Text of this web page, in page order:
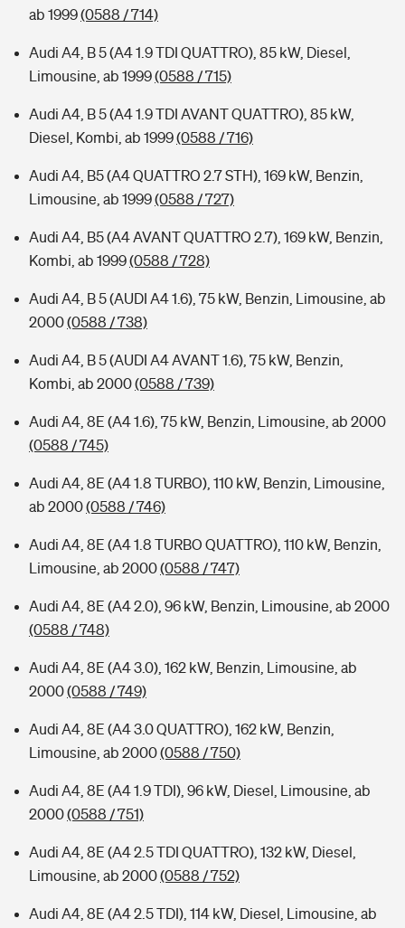
ab 1999(0588 / 714)
Audi A4, B 5 (A4 1.9 TDI QUATTRO), 85 kW, Diesel,
Limousine, ab 1999(0588 / 715)
Audi A4, B 5 (A4 1.9 TDI AVANT QUATTRO), 85 kW,
Diesel, Kombi, ab 1999(0588 / 716)
Audi A4, B5 (A4 QUATTRO 2.7 STH), 169 kW, Benzin,
Limousine, ab 1999(0588 / 727)
Audi A4, B5 (A4 AVANT QUATTRO 2.7), 169 kW, Benzin,
Kombi, ab 1999(0588 / 728)
Audi A4, B 5 (AUDI A4 1.6), 75 kW, Benzin, Limousine, ab
2000(0588 / 738)
Audi A4, B 5 (AUDI A4 AVANT 1.6), 75 kW, Benzin,
Kombi, ab 2000(0588 / 739)
Audi A4, 8E (A4 1.6), 75 kW, Benzin, Limousine, ab 2000
(0588 / 745)
Audi A4, 8E (A4 1.8 TURBO), 110 kW, Benzin, Limousine,
ab 2000(0588 / 746)
Audi A4, 8E (A4 1.8 TURBO QUATTRO), 110 kW, Benzin,
Limousine, ab 2000(0588 / 747)
Audi A4, 8E (A4 2.0), 96 kW, Benzin, Limousine, ab 2000
(0588 / 748)
Audi A4, 8E (A4 3.0), 162 kW, Benzin, Limousine, ab
2000(0588 / 749)
Audi A4, 8E (A4 3.0 QUATTRO), 162 kW, Benzin,
Limousine, ab 2000(0588 / 750)
Audi A4, 8E (A4 1.9 TDI), 96 kW, Diesel, Limousine, ab
2000(0588 / 751)
Audi A4, 8E (A4 2.5 TDI QUATTRO), 132 kW, Diesel,
Limousine, ab 2000(0588 / 752)
Audi A4, 8E (A4 2.5 TDI), 114 kW, Diesel, Limousine, ab